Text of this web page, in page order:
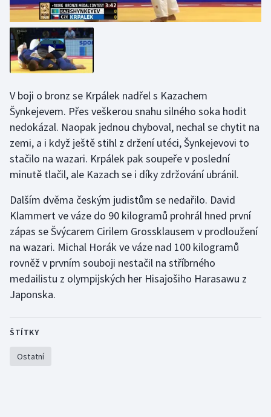
V boji o bronz se Krpálek nadřel s Kazachem
Šynkejevem. Přes veškerou snahu silného soka hodit
nedokázal. Naopak jednou chyboval, nechal se chytit na
zemi, a i když ještě stihl z držení utéci, Šynkejevovi to
stačilo na wazari. Krpálek pak soupeře v poslední
minutě tlačil, ale Kazach se i díky zdržování ubránil.
Dalším dvěma českým judistům se nedařilo. David
Klammert ve váze do 90 kilogramů prohrál hned první
zápas se Švýcarem Cirilem Grossklausem v prodloužení
na wazari. Michal Horák ve váze nad 100 kilogramů
rovněž v prvním souboji nestačil na stříbrného
medailistu z olympijských her Hisajošiho Harasawu z
Japonska.
ŠTÍTKY
Ostatní